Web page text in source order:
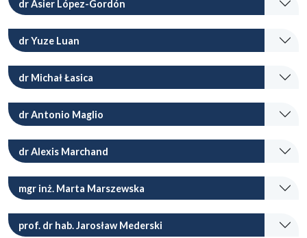
dr Asier López-Gordón
dr Yuze Luan
dr Michał Łasica
dr Antonio Maglio
dr Alexis Marchand
mgr inż. Marta Marszewska
prof. dr hab. Jarosław Mederski